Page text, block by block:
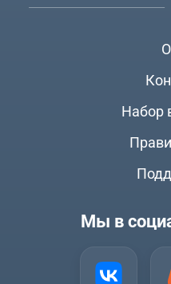
Набор
Мы в